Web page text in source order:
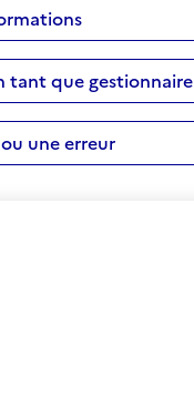
tant que gestionnaire
une erreur